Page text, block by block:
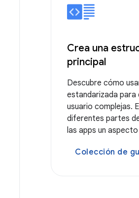
Crea una
principal
Descubre cómo
estandarizada
usuario complejas.
diferentes partes
las apps un
Colección de